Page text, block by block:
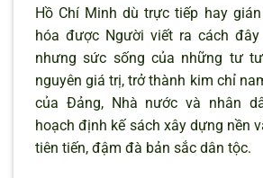
Hồ Chí Minh dù trực tiếp hay
hóa được Người viết ra cách
nhưng sức sống của những tư
nguyên giá trị, trở thành kim chỉ
của Đảng, Nhà nước và nhân
hoạch định kế sách xây dựng nền
tiên tiến, đậm đà bản sắc dân tộc.